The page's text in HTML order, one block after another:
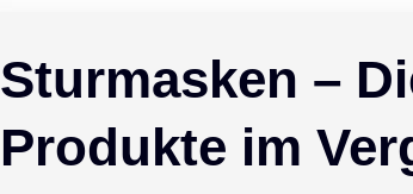
Sturmasken –
Produkte im